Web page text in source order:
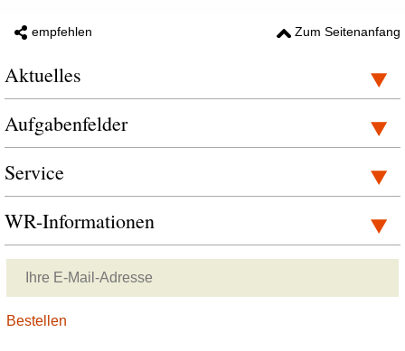
empfehlen Zum Seitenanfang
Aktuelles
Aufgabenfelder
Service
WR-Informationen